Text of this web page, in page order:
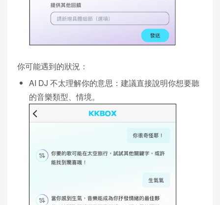
你可能遇到的狀況：
AI DJ 不太理解你的意思：建議直接說明你想要聽
的音樂類型、情境。